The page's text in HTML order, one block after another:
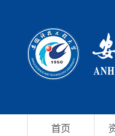
首页